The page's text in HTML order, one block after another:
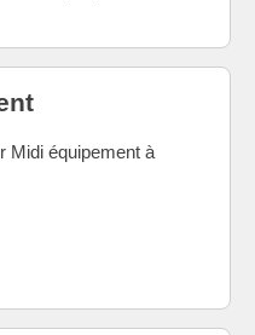
Midi équipement à